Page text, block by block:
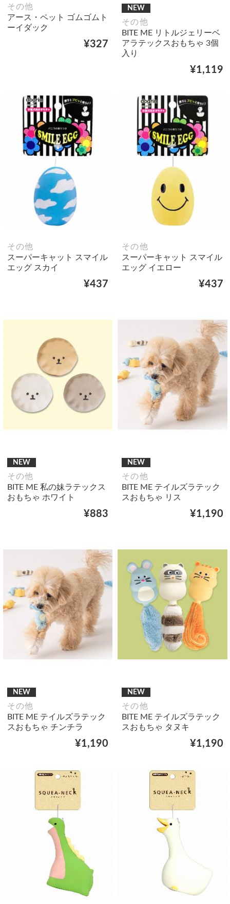
その他
アース・ペット ゴムゴムト
ーイダック
¥327
NEW
その他
BITE ME リトルジェリーベ
アラテックスおもちゃ 3個
入り
¥1,119
その他
スーパーキャット スマイル
エッグ スカイ
¥437
その他
スーパーキャット スマイル
エッグ イエロー
¥437
NEW
その他
BITE ME 私の妹ラテックス
おもちゃ ホワイト
¥883
NEW
その他
BITE ME テイルズラテック
スおもちゃ リス
¥1,190
NEW
その他
BITE ME テイルズラテック
スおもちゃ チンチラ
¥1,190
NEW
その他
BITE ME テイルズラテック
スおもちゃ タヌキ
¥1,190